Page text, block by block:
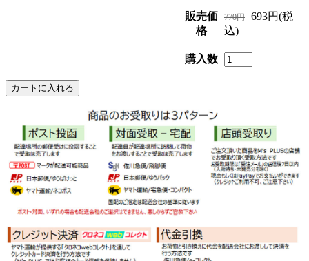
販売価
格
770円
693円(税
込)
購入数